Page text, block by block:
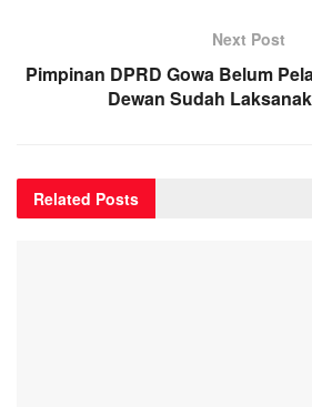
Next Post
Pimpinan DPRD Gowa Belum
Dewan Sudah
Related Posts